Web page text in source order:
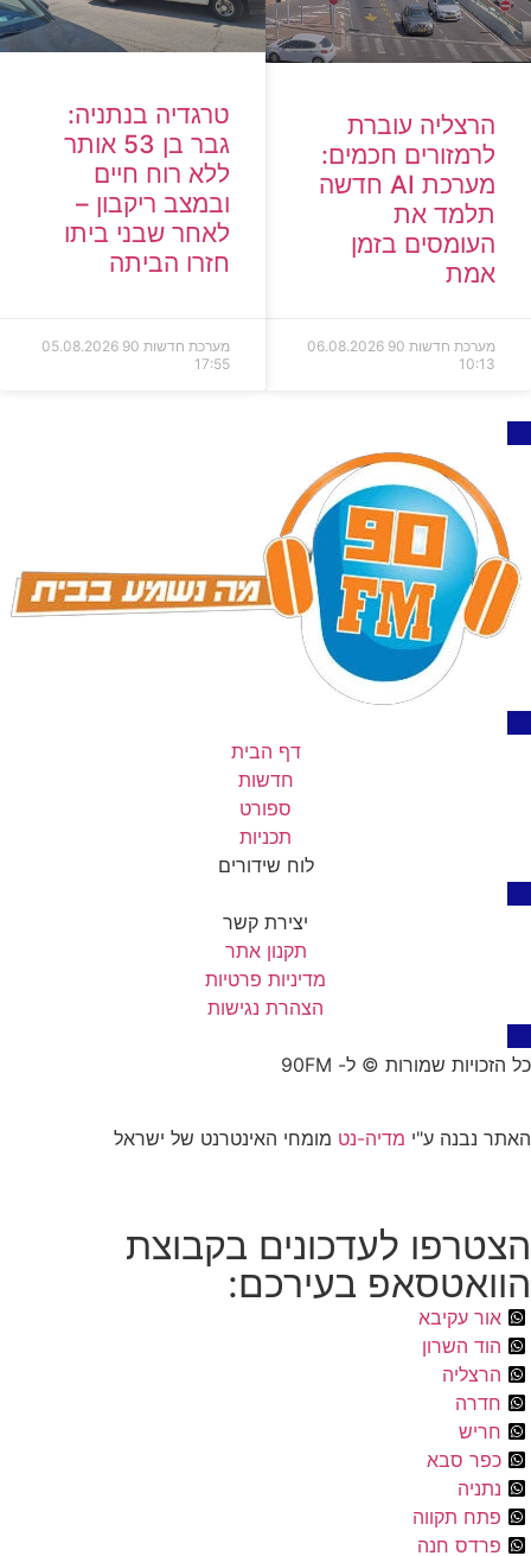
הרצליה עוברת
לרמזורים חכמים:
מערכת AI חדשה
תלמד את
העומסים בזמן
אמת
מערכת חדשות 90
06.08.2026
10:13
טרגדיה בנתניה:
גבר בן 53 אותר
ללא רוח חיים
ובמצב ריקבון –
לאחר שבני ביתו
חזרו הביתה
מערכת חדשות 90
05.08.2026
17:55
דף הבית
חדשות
ספורט
תכניות
לוח שידורים
יצירת קשר
תקנון אתר
מדיניות פרטיות
הצהרת נגישות
כל הזכויות שמורות © ל- 90FM
האתר נבנה ע"י מדיה-נט מומחי האינטרנט של ישראל
הצטרפו לעדכונים בקבוצת
הוואטסאפ בעירכם:
אור עקיבא
הוד השרון
הרצליה
חדרה
חריש
כפר סבא
נתניה
פתח תקווה
פרדס חנה